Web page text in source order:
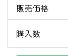
販売価格
購入数